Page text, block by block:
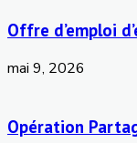
Offre d’emploi
mai 9, 2026
Opération